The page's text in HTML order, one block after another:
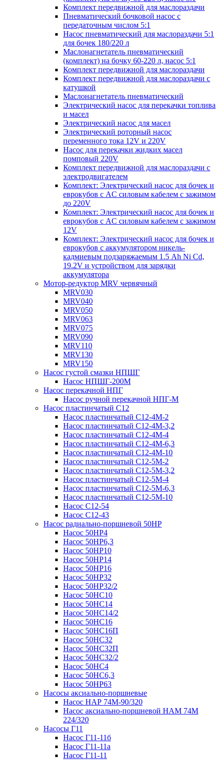
Комплект передвижной для маслораздачи
Пневматический бочковой насос с
передаточным числом 5:1
Насос пневматический для маслораздачи 5:1
для бочек 180/220 л
Маслонагнетатель пневматический
(комплект) на бочку 60-220 л, насос 5:1
Комплект передвижной для маслораздачи
Комплект передвижной для маслораздачи с
катушкой
Маслонагнетатель пневматический
Электрический насос для перекачки топлива
и масел
Электрический насос для масел
Электрический роторный насос
переменного тока 12V и 220V
Насос для перекачки жидких масел
помповый 220V
Комплект передвижной для маслораздачи с
электродвигателем
Комплект: Электрический насос для бочек и
еврокубов с AC силовым кабелем с зажимом
до 220V
Комплект: Электрический насос для бочек и
еврокубов с AC силовым кабелем с зажимом
12V
Комплект: Электрический насос для бочек и
еврокубов с аккумулятором никель-
кадмиевым подзаряжаемым 1.5 Ah Ni Cd,
19.2V и устройством для зарядки
аккумулятора
Мотор-редуктор MRV червячный
MRV030
MRV040
MRV050
MRV063
MRV075
MRV090
MRV110
MRV130
MRV150
Насос густой смазки НПШГ
Насос НПШГ-200М
Насос перекачной НПГ
Насос ручной перекачной НПГ-М
Насос пластинчатый С12
Насос пластинчатый С12-4М-2
Насос пластинчатый С12-4М-3,2
Насос пластинчатый С12-4М-4
Насос пластинчатый С12-4М-6,3
Насос пластинчатый С12-4М-10
Насос пластинчатый С12-5М-2
Насос пластинчатый С12-5М-3,2
Насос пластинчатый С12-5М-4
Насос пластинчатый С12-5М-6,3
Насос пластинчатый С12-5М-10
Насос С12-54
Насос С12-43
Насос радиально-поршневой 50НР
Насос 50НР4
Насос 50НР6,3
Насос 50НР10
Насос 50НР14
Насос 50НР16
Насос 50НР32
Насос 50НР32/2
Насос 50НС10
Насос 50НС14
Насос 50НС14/2
Насос 50НС16
Насос 50НС16П
Насос 50НС32
Насос 50НС32П
Насос 50НС32/2
Насос 50НС4
Насос 50НС6,3
Насос 50НР63
Насосы аксиально-поршневые
Насос НАР 74M-90/320
Насос аксиально-поршневой НАМ 74М
224/320
Насосы Г11
Насос Г11-11б
Насос Г11-11а
Насос Г11-11